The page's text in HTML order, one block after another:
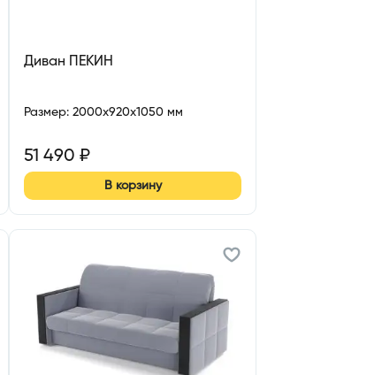
Диван ПЕКИН
Размер: 2000x920x1050 мм
51 490 ₽
В корзину